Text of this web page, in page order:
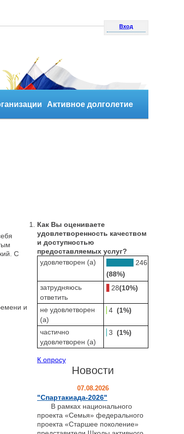
Вход
Активное долголетие
С
и
Как Вы оцениваете
удовлетворенность качеством
и доступностью
предоставляемых услуг?
удовлетворен (а)
246
(88%)
затрудняюсь
ответить
28(10%)
не удовлетворен
(а)
4 (1%)
частично
удовлетворен (а)
3 (1%)
К опросу
Новости
07.08.2026
"Спартакиада-2026"
В рамках национального
проекта «Семья» федерального
проекта «Старшее поколение»